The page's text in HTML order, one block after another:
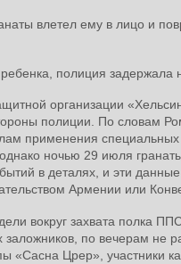
влетел ему в лицо и
полиция задержала
организации
полиции. По словам
применения специальных
ночью 29 июля
в деталях, и эти
Армении или
вокруг захвата полка
заложников, по вечерам не
«Сасна Црер», участники